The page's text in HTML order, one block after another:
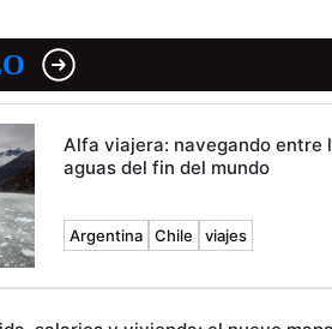
Alfa viajera: navegando entre
aguas del fin del mundo
Argentina Chile viajes